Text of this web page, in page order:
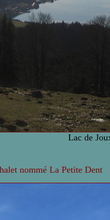
Lac de
nommé La Petite Dent